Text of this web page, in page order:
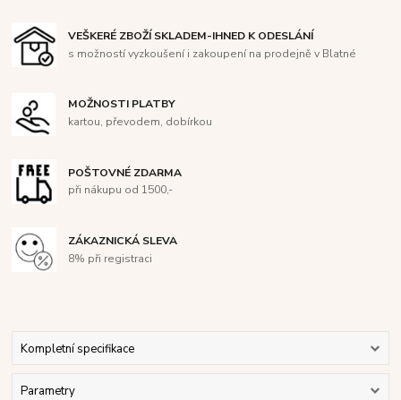
VEŠKERÉ ZBOŽÍ SKLADEM-IHNED K ODESLÁNÍ
s možností vyzkoušení i zakoupení na prodejně v Blatné
MOŽNOSTI PLATBY
kartou, převodem, dobírkou
POŠTOVNÉ ZDARMA
při nákupu od 1500,-
ZÁKAZNICKÁ SLEVA
8% při registraci
Kompletní specifikace
Parametry